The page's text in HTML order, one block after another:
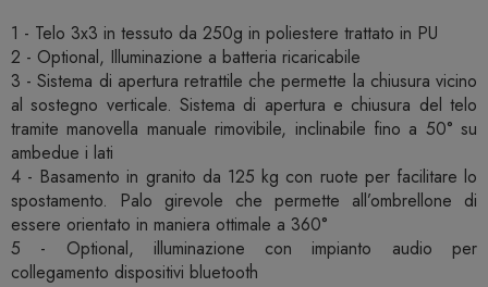
1 - Telo 3x3 in tessuto da 250g in poliestere trattato in PU
2 - Optional, Illuminazione a batteria ricaricabile
3 - Sistema di apertura retrattile che permette la chiusura vicino
al sostegno verticale. Sistema di apertura e chiusura del telo
tramite manovella manuale rimovibile, inclinabile fino a 50° su
ambedue i lati
4 - Basamento in granito da 125 kg con ruote per facilitare lo
spostamento. Palo girevole che permette all’ombrellone di
essere orientato in maniera ottimale a 360°
5 - Optional, illuminazione con impianto audio per
collegamento dispositivi bluetooth